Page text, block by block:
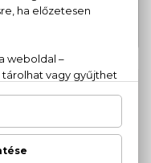
De Parfum
100 ml
23.240 Ft
+36